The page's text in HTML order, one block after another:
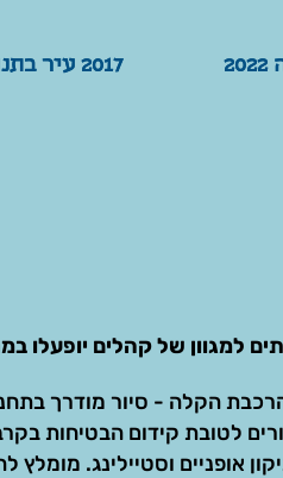
2017 עיר בתנועה
2017 עיר בתנועה
למגוון של קהלים יופעלו
הקלה - סיור מודרך
לטובת קידום הבטיחות
אופניים וסטיילינג. מומלץ